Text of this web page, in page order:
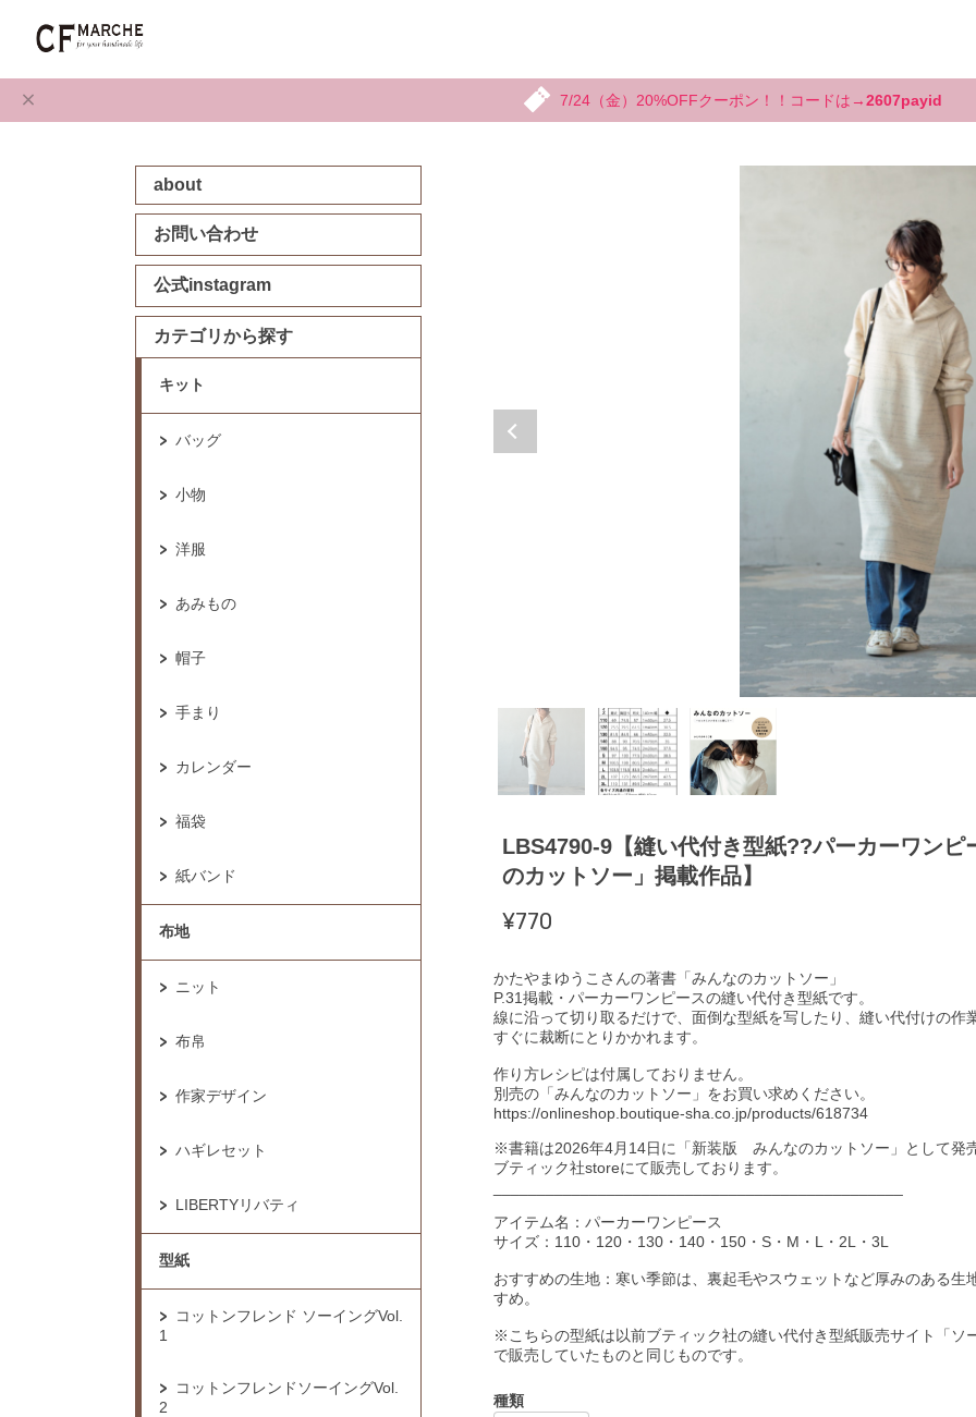
7/24（金）20%OFFクーポン！！コードは→2607payid
about
お問い合わせ
公式instagram
カテゴリから探す
キット
バッグ
小物
洋服
あみもの
帽子
手まり
カレンダー
福袋
紙バンド
布地
ニット
布帛
作家デザイン
ハギレセット
LIBERTYリバティ
型紙
コットンフレンド ソーイングVol.
1
コットンフレンドソーイングVol.
2
LBS4790-9【縫い代付き型紙??パーカーワン
のカットソー」掲載作品】
¥770
かたやまゆうこさんの著書「みんなのカットソー」
P.31掲載・パーカーワンピースの縫い代付き型紙です。
線に沿って切り取るだけで、面倒な型紙を写したり、縫い代付けの作
すぐに裁断にとりかかれます。
作り方レシピは付属しておりません。
別売の「みんなのカットソー」をお買い求めください。
https://onlineshop.boutique-sha.co.jp/products/618734
※書籍は2026年4月14日に「新装版 みんなのカットソー」として発売
ブティック社storeにて販売しております。
アイテム名：パーカーワンピース
サイズ：110・120・130・140・150・S・M・L・2L・3L
おすすめの生地：寒い季節は、裏起毛やスウェットなど厚みのある
すめ。
※こちらの型紙は以前ブティック社の縫い代付き型紙販売サイト「ソ
で販売していたものと同じものです。
種類